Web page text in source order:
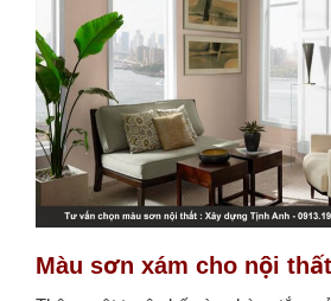
Màu sơn xám cho nội thất